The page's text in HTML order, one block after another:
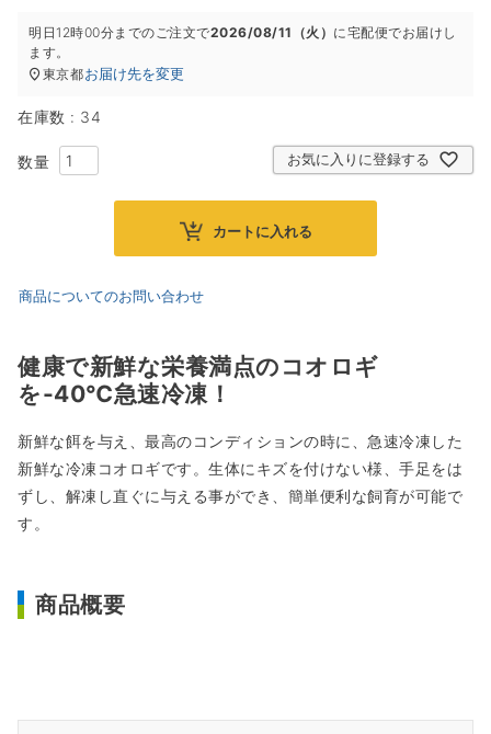
明日 12時00分までのご注文で2026/08/11（火） に宅配便でお届けし
ます。
東京都お届け先を変更
在庫数 34
お気に入りに登録する
カートに入れる
商品についてのお問い合わせ
健康で新鮮な栄養満点のコオロギ
を-40℃急速冷凍！
新鮮な餌を与え、最高のコンディションの時に、急速冷凍した
新鮮な冷凍コオロギです。生体にキズを付けない様、手足をは
ずし、解凍し直ぐに与える事ができ、簡単便利な飼育が可能で
す。
商品概要